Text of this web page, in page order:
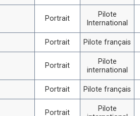
Portrait
Pilote
International
Portrait Pilote français
Portrait
Pilote
international
Portrait Pilote français
Portrait
Pilote